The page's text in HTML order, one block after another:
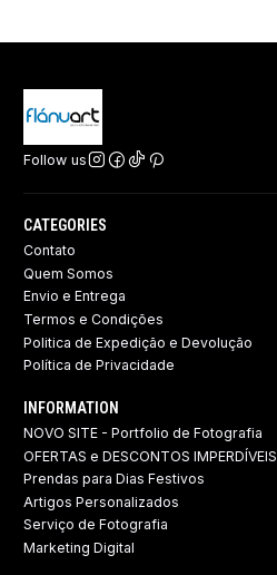
Follow us
CATEGORIES
Contato
Quem Somos
Envio e Entrega
Termos e Condições
Politica de Expedição e Devolução ​
Política de Privacidade
INFORMATION
NOVO SITE - Portfolio de Fotografia
OFERTAS e DESCONTOS IMPERDÍVEIS
Prendas para Dias Festivos
Artigos Personalizados
Serviço de Fotografia
Marketing Digital